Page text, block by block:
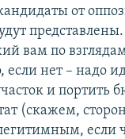
от
вам по
если нет – надо
и портить
(скажем,
если